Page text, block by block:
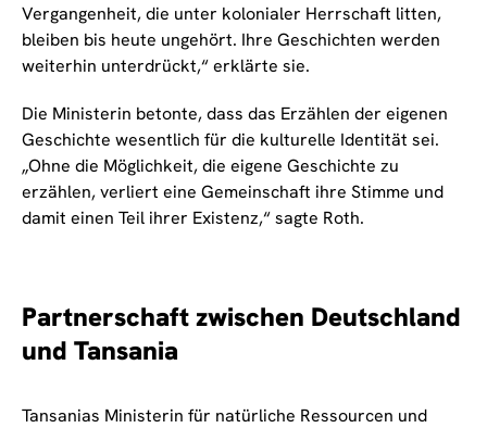
Vergangenheit, die unter kolonialer Herrschaft litten,
bleiben bis heute ungehört. Ihre Geschichten werden
weiterhin unterdrückt,“ erklärte sie.
Die Ministerin betonte, dass das Erzählen der eigenen
Geschichte wesentlich für die kulturelle Identität sei.
„Ohne die Möglichkeit, die eigene Geschichte zu
erzählen, verliert eine Gemeinschaft ihre Stimme und
damit einen Teil ihrer Existenz,“ sagte Roth.
Partnerschaft zwischen Deutschland
und Tansania
Tansanias Ministerin für natürliche Ressourcen und